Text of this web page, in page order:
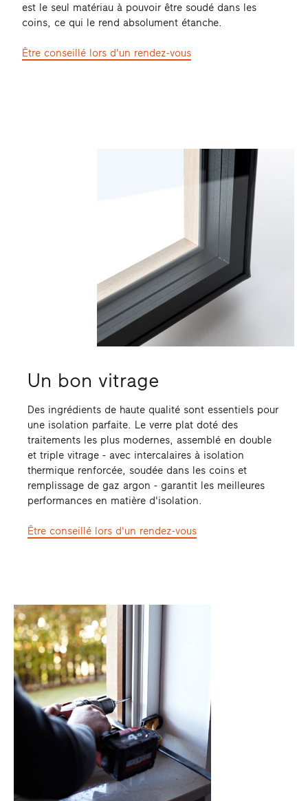
est le seul matériau à pouvoir être soudé dans les
coins, ce qui le rend absolument étanche.
Être conseillé lors d'un rendez-vous
Un bon vitrage
Des ingrédients de haute qualité sont essentiels pour
une isolation parfaite. Le verre plat doté des
traitements les plus modernes, assemblé en double
et triple vitrage - avec intercalaires à isolation
thermique renforcée, soudée dans les coins et
remplissage de gaz argon - garantit les meilleures
performances en matière d'isolation.
Être conseillé lors d'un rendez-vous